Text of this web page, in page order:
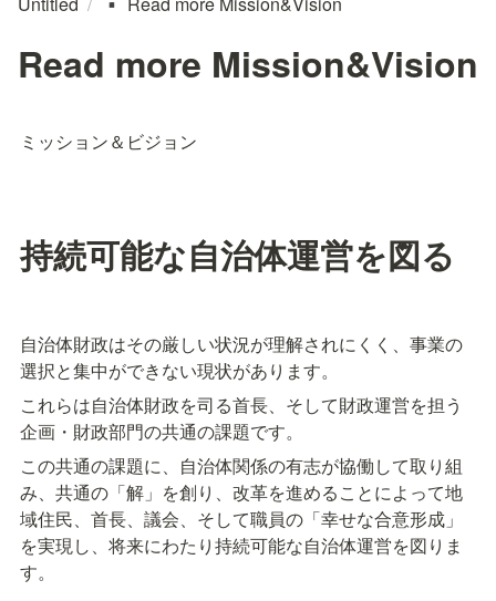
▪️
Read more Mission&Vision
ミッション＆ビジョン
持続可能な自治体運営を図る
自治体財政はその厳しい状況が理解されにくく、事業の
選択と集中ができない現状があります。
これらは自治体財政を司る首長、そして財政運営を担う
企画・財政部門の共通の課題です。
この共通の課題に、自治体関係の有志が協働して取り組
み、共通の「解」を創り、改革を進めることによって地
域住民、首長、議会、そして職員の「幸せな合意形成」
を実現し、将来にわたり持続可能な自治体運営を図りま
す。